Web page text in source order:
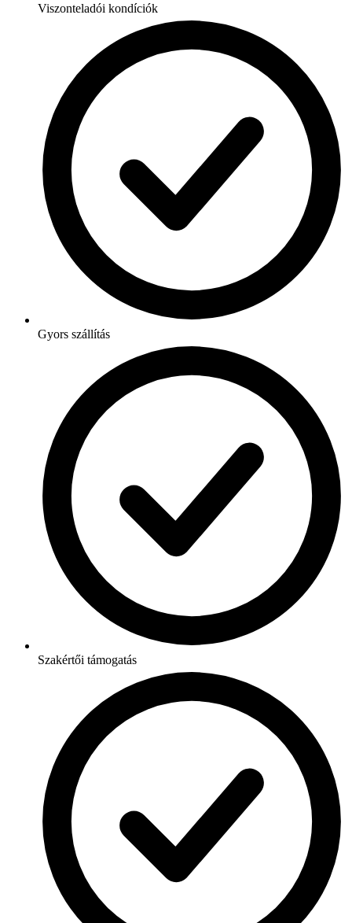
Viszonteladói kondíciók
Gyors szállítás
Szakértői támogatás